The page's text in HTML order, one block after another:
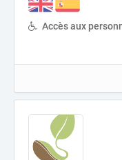
Accès aux